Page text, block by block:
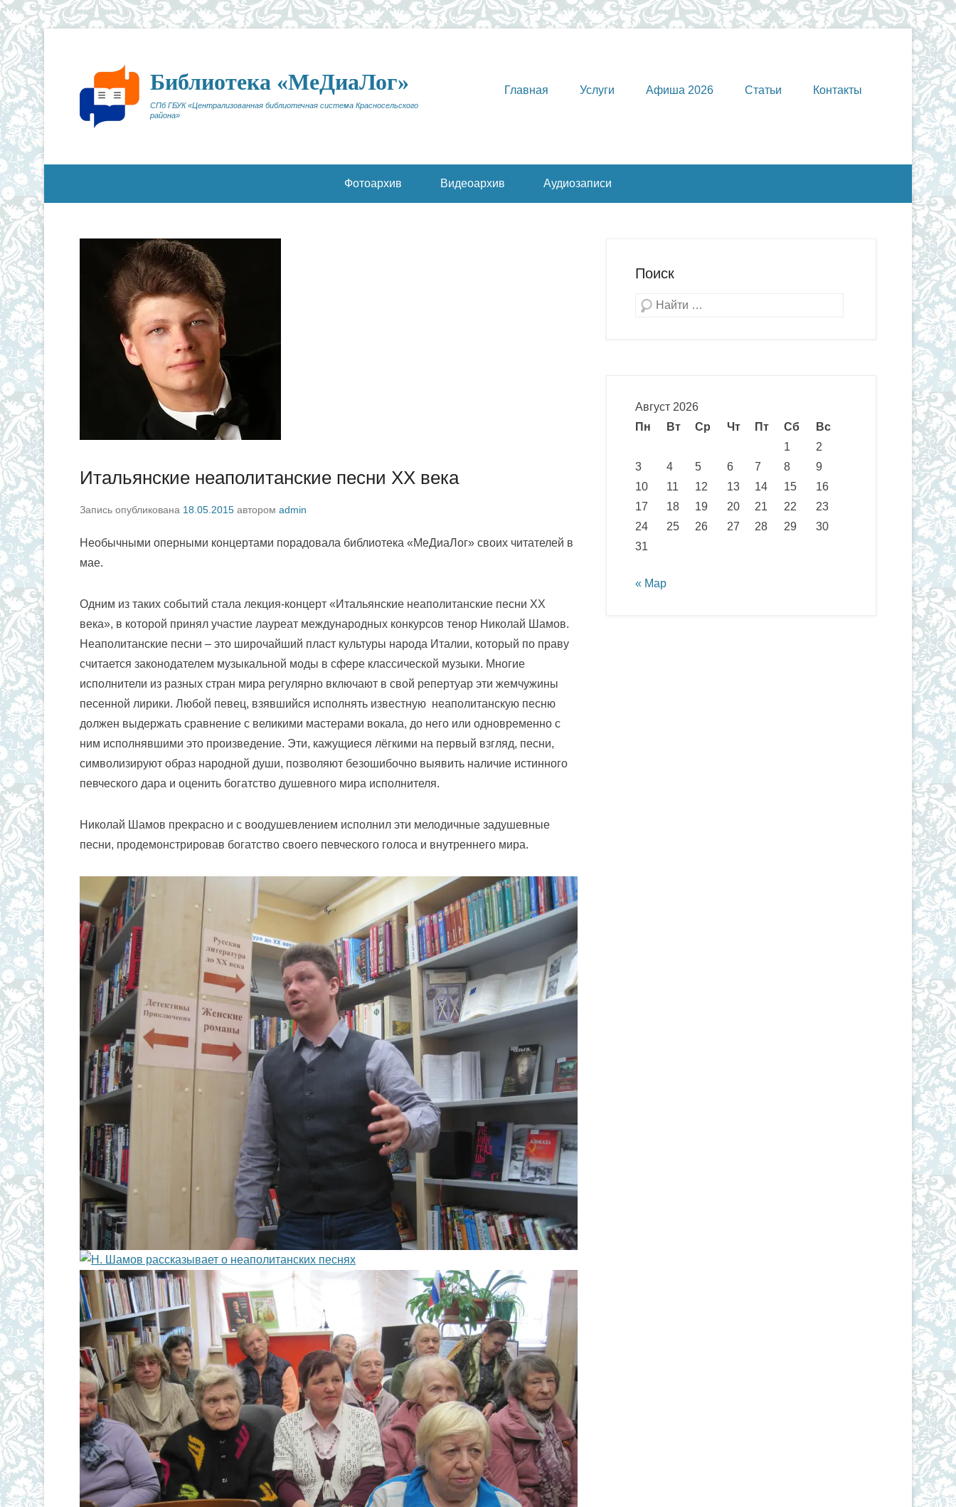
Библиотека «МеДиаЛог»
СПб ГБУК «Централизованная библиотечная система Красносельского
района»
Главная Услуги Афиша 2026 Статьи Контакты
Фотоархив Видеоархив Аудиозаписи
Итальянские неаполитанские песни ХХ века
Запись опубликована 18.05.2015 автором admin
Необычными оперными концертами порадовала библиотека «МеДиаЛог» своих читателей в
мае.
Одним из таких событий стала лекция-концерт «Итальянские неаполитанские песни ХХ
века», в которой принял участие лауреат международных конкурсов тенор Николай Шамов.
Неаполитанские песни – это широчайший пласт культуры народа Италии, который по праву
считается законодателем музыкальной моды в сфере классической музыки. Многие
исполнители из разных стран мира регулярно включают в свой репертуар эти жемчужины
песенной лирики. Любой певец, взявшийся исполнять известную неаполитанскую песню
должен выдержать сравнение с великими мастерами вокала, до него или одновременно с
ним исполнявшими это произведение. Эти, кажущиеся лёгкими на первый взгляд, песни,
символизируют образ народной души, позволяют безошибочно выявить наличие истинного
певческого дара и оценить богатство душевного мира исполнителя.
Николай Шамов прекрасно и с воодушевлением исполнил эти мелодичные задушевные
песни, продемонстрировав богатство своего певческого голоса и внутреннего мира.
Поиск
Поиск
Август 2026
Пн
Вт Ср Чт Пт Сб
Вс
1
2
3
4 5 6 7 8
9
10
11 12 13 14 15
16
17
18 19 20 21 22
23
24
25 26 27 28 29
30
31
« Мар